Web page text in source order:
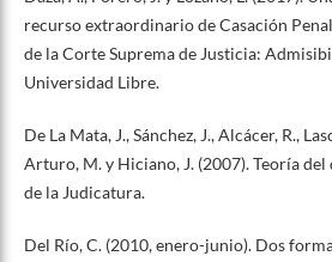
recurso extraordinario de Casación
de la Corte Suprema de Justicia:
Universidad Libre.
De La Mata, J., Sánchez, J., Alcácer, R.,
Arturo, M. y Hiciano, J. (2007). Teoría
de la Judicatura.
Del Río, C. (2010, enero-junio). Dos